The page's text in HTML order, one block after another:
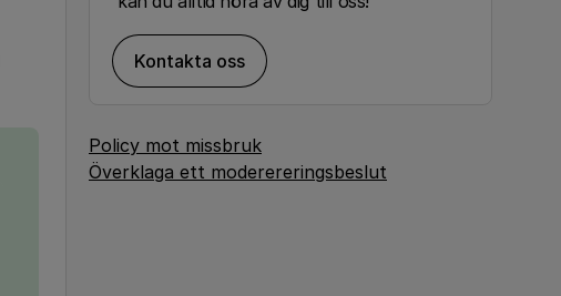
Kontakta oss
Policy mot missbruk
Överklaga ett moderereringsbeslut